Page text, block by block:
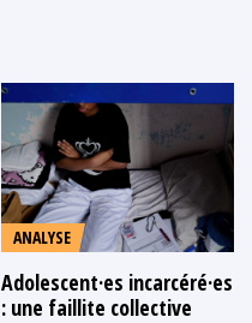
ANALYSE
Adolescent·es incarcéré·es
: une faillite collective